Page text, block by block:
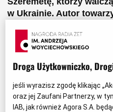
w Ukrainie. Autor
oddania sprawie, ale
konsekwencji wojny, z
się najbliżsi.
"MOŻEMY TYLKO
ODDZIAŁU
Droga Użytkowniczko,
jeśli wyrazisz zgodę klikając
oraz jej Zaufani Partnerzy, w
IAB, jak również Agora S.A.